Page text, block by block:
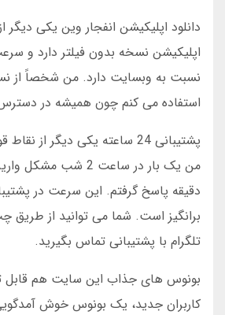
دانلود اپلیکیشن انفجار وین یکی
اپلیکیشن نسخه بدون فیلتر دارد و
نسبت به وبسایت دارد. من شخصاً از
استفاده می کنم چون همیشه در
پشتیبانی 24 ساعته یکی دیگر
دقیقه پاسخ گرفتم. این سرعت در
برانگیز است. شما می توانید از طریق
تلگرام با پشتیبانی تماس بگیرید.
بونوس های جذاب این سایت هم قابل